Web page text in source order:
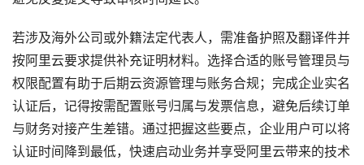
若涉及海外公司或外籍法定代表人，需准备护照及翻译件并
按阿里云要求提供补充证明材料。选择合适的账号管理员与
权限配置有助于后期云资源管理与账务合规；完成企业实名
认证后，记得按需配置账号归属与发票信息，避免后续订单
与财务对接产生差错。通过把握这些要点，企业用户可以将
认证时间降到最低，快速启动业务并享受阿里云带来的技术